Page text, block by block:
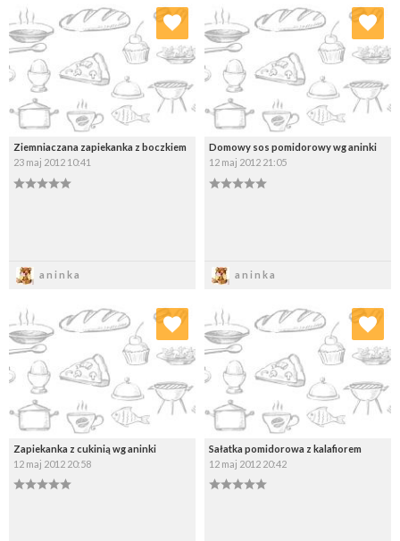
Ziemniaczana zapiekanka z boczkiem
23 maj 2012 10:41
aninka
Dodaj do ulubionych
Wybierz listę:
Domowy sos pomidorowy wg aninki
12 maj 2012 21:05
aninka
Dodaj do ulubionych
Wybierz listę:
Zapiekanka z cukinią wg aninki
12 maj 2012 20:58
Dodaj do ulubionych
Wybierz listę:
Sałatka pomidorowa z kalafiorem
12 maj 2012 20:42
Dodaj do ulubionych
Wybierz listę: